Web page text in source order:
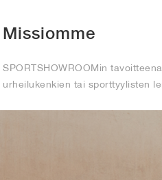
Missiomme
SPORTSHOWROOMin
urheilukenkien tai sporttyylisten